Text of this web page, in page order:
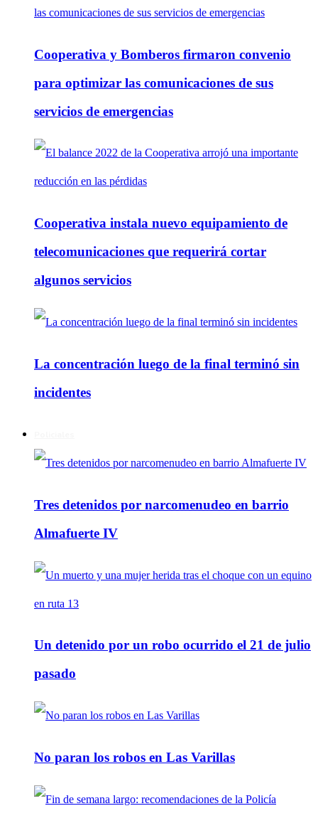
Cooperativa y Bomberos firmaron convenio
para optimizar las comunicaciones de sus
servicios de emergencias
Cooperativa instala nuevo equipamiento de
telecomunicaciones que requerirá cortar
algunos servicios
La concentración luego de la final terminó sin
incidentes
Tres detenidos por narcomenudeo en barrio
Almafuerte IV
Un detenido por un robo ocurrido el 21 de julio
pasado
No paran los robos en Las Varillas